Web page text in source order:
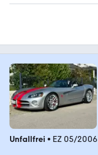
Unfallfrei • EZ 05/2006